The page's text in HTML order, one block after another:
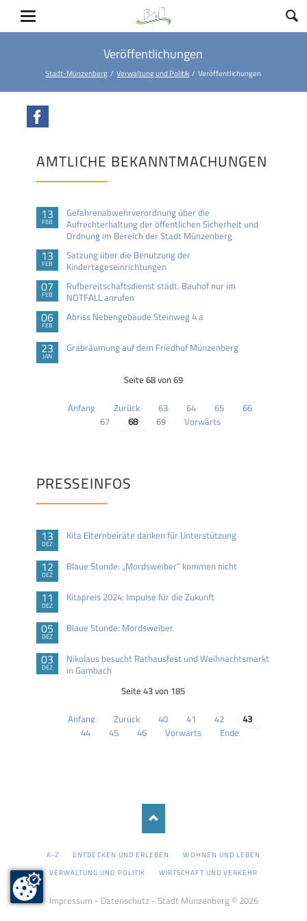
Veröffentlichungen
Stadt-Münzenberg Verwaltung und Politik Veröffentlichungen
AMTLICHE BEKANNTMACHUNGEN
13
FEB
Gefahrenabwehrverordnung über die
Aufrechterhaltung der öffentlichen Sicherheit und
Ordnung im Bereich der Stadt Münzenberg
13
FEB
Satzung über die Benutzung der
Kindertageseinrichtungen
07
FEB
Rufbereitschaftsdienst städt. Bauhof nur im
NOTFALL anrufen
06
FEB
Abriss Nebengebäude Steinweg 4 a
23
JAN
Grabräumung auf dem Friedhof Münzenberg
Seite 68 von 69
Anfang Zurück 63 64 65
66
67
68 69 Vorwärts
PRESSEINFOS
13
DEZ
Kita Elternbeiräte danken für Unterstützung
12
DEZ
Blaue Stunde: „Mordsweiber“ kommen nicht
11
DEZ
Kitapreis 2024: Impulse für die Zukunft
05
DEZ
Blaue Stunde: Mordsweiber
03
DEZ
Nikolaus besucht Rathausfest und Weihnachtsmarkt
in Gambach
Seite 43 von 185
Anfang Zurück 40 41 42
43
44
45 46 Vorwärts Ende
NAVIGATION
A-Z ENTDECKEN UND ERLEBEN
WOHNEN UND LEBEN
VERWALTUNG UND POLITIK
WIRTSCHAFT UND VERKEHR
Impressum - Datenschutz- Stadt Münzenberg © 2026